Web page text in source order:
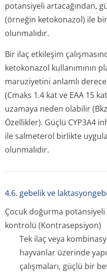
potansiyeli artacağından,
(örneğin ketokonazol) ile
olunmalıdır.
Bir ilaç etkileşim
ketokonazol kullanımının
maruziyetini anlamlı
(Cmaks 1.4 kat ve EAA 15
uzamaya neden olabilir
Özellikler). Güçlü CYP3A4
ile salmeterol birlikte
olunmalıdır.
4.6. gebelik ve
Çocuk doğurma
kontrolü (Kontrasepsiyon)
Tek ilaç veya
hayvanlar üzerinde
çalışmaları, güçlü bir